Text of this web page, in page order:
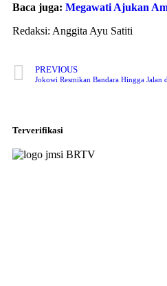
Baca juga: Megawati Ajukan
Redaksi: Anggita Ayu Satiti
PREVIOUS
Jokowi Resmikan Bandara Hingga Jalan
Terverifikasi